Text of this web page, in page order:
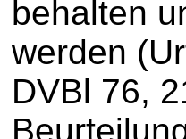
behalten
werden
DVBl 76,